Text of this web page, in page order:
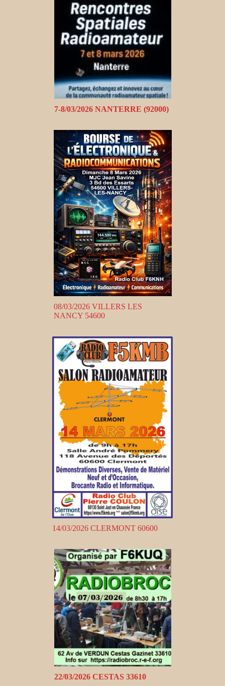
7-8/03/2026 NANTERRE (92000)
08/03/2026 VILLERS LES
NANCY 54600
14/03/2026 CLERMONT 60600
22/03/2026 CESTAS 33610